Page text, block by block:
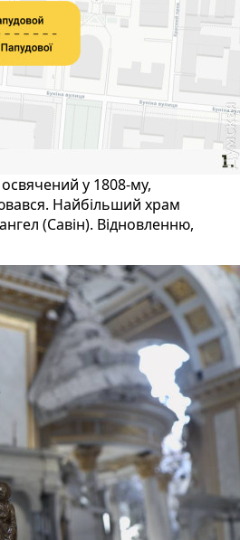
у 1808-му,
Найбільший храм
(Савін). Відновленню,